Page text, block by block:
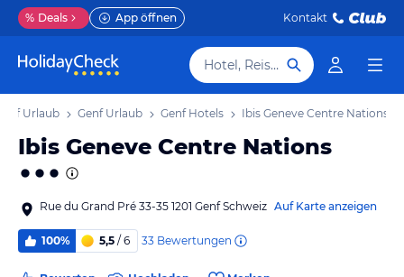
% Deals App öffnen Kontakt
Hotel, Reiseziel
Urlaub Genf Urlaub Genf Hotels Ibis Geneve Centre Nations
Ibis Geneve Centre Nations
Rue du Grand Pré 33-35 1201 Genf Schweiz Auf Karte anzeigen
100% 5,5 / 6 33 Bewertungen